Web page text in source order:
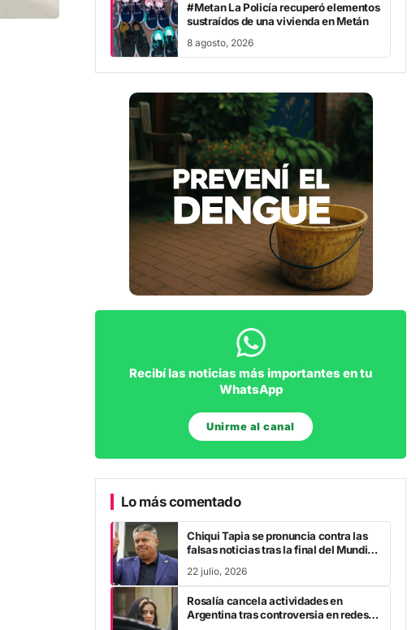
#Metan La Policía recuperó elementos
sustraídos de una vivienda en Metán
8 agosto, 2026
Recibí las noticias más importantes en tu
WhatsApp
Unirme al canal
Lo más comentado
Chiqui Tapia se pronuncia contra las
falsas noticias tras la final del Mundial
22 julio, 2026
Rosalía cancela actividades en
Argentina tras controversia en redes